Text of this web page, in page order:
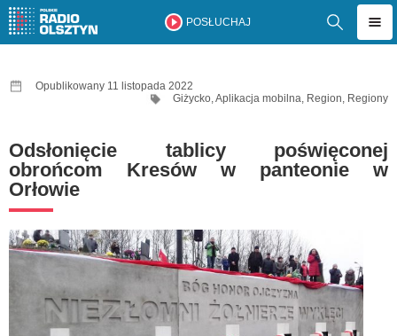
POSŁUCHAJ
Opublikowany 11 listopada 2022
Giżycko,Aplikacja mobilna, Region, Regiony
Odsłonięcie tablicy poświęconej
obrońcom Kresów w panteonie w
Orłowie